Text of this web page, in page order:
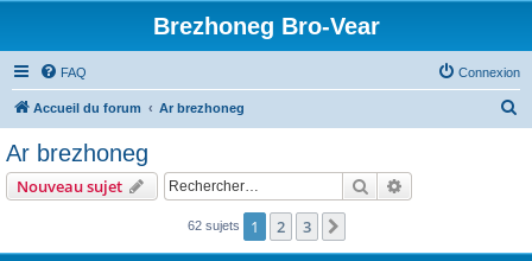
Brezhoneg Bro-Vear
FAQ Connexion
Accueil du forum Ar brezhoneg
Ar brezhoneg
Nouveau sujet Rechercher
62 sujets 1 2 3